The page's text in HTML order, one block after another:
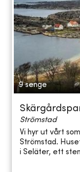
9 senge
Strömstad
Vi hyr ut vårt
Strömstad.
i Seläter, ett